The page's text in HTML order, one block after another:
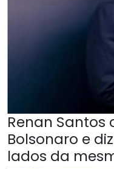
Renan Santos
Bolsonaro e
lados da